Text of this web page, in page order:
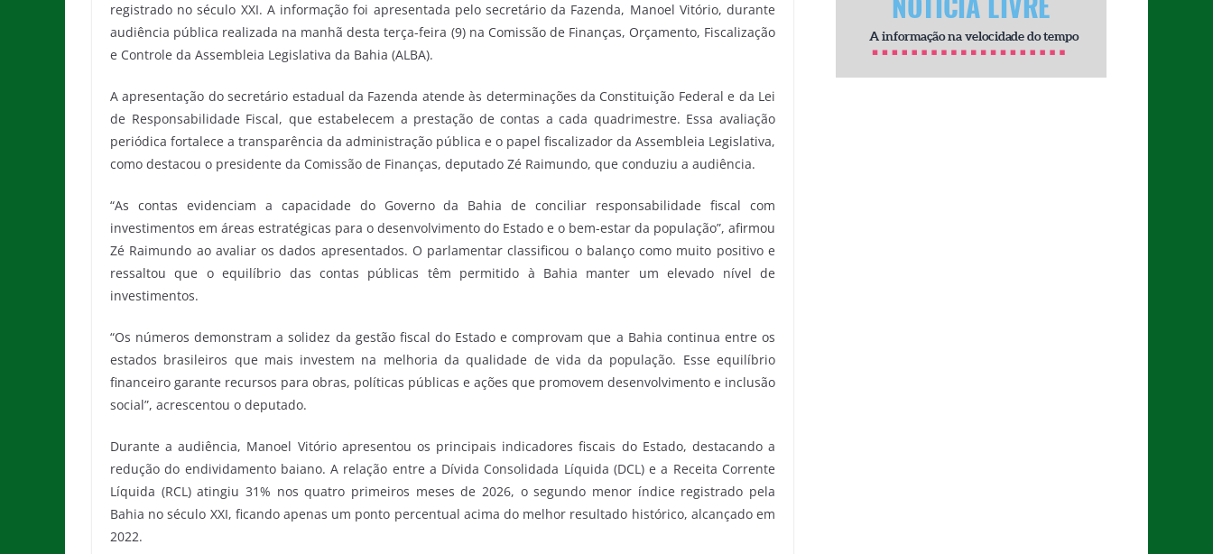
registrado no século XXI. A informação foi apresentada pelo secretário da Fazenda, Manoel Vitório, durante
audiência pública realizada na manhã desta terça-feira (9) na Comissão de Finanças, Orçamento, Fiscalização
e Controle da Assembleia Legislativa da Bahia (ALBA).
A apresentação do secretário estadual da Fazenda atende às determinações da Constituição Federal e da Lei
de Responsabilidade Fiscal, que estabelecem a prestação de contas a cada quadrimestre. Essa avaliação
periódica fortalece a transparência da administração pública e o papel fiscalizador da Assembleia Legislativa,
como destacou o presidente da Comissão de Finanças, deputado Zé Raimundo, que conduziu a audiência.
“As contas evidenciam a capacidade do Governo da Bahia de conciliar responsabilidade fiscal com
investimentos em áreas estratégicas para o desenvolvimento do Estado e o bem-estar da população”, afirmou
Zé Raimundo ao avaliar os dados apresentados. O parlamentar classificou o balanço como muito positivo e
ressaltou que o equilíbrio das contas públicas têm permitido à Bahia manter um elevado nível de
investimentos.
“Os números demonstram a solidez da gestão fiscal do Estado e comprovam que a Bahia continua entre os
estados brasileiros que mais investem na melhoria da qualidade de vida da população. Esse equilíbrio
financeiro garante recursos para obras, políticas públicas e ações que promovem desenvolvimento e inclusão
social”, acrescentou o deputado.
Durante a audiência, Manoel Vitório apresentou os principais indicadores fiscais do Estado, destacando a
redução do endividamento baiano. A relação entre a Dívida Consolidada Líquida (DCL) e a Receita Corrente
Líquida (RCL) atingiu 31% nos quatro primeiros meses de 2026, o segundo menor índice registrado pela
Bahia no século XXI, ficando apenas um ponto percentual acima do melhor resultado histórico, alcançado em
2022.